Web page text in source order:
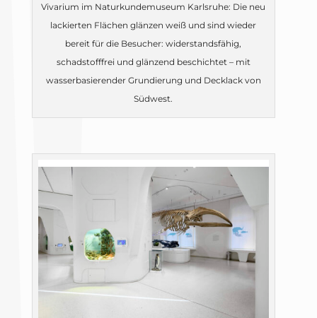
Vivarium im Naturkundemuseum Karlsruhe: Die neu
lackierten Flächen glänzen weiß und sind wieder
bereit für die Besucher: widerstandsfähig,
schadstofffrei und glänzend beschichtet – mit
wasserbasierender Grundierung und Decklack von
Südwest.